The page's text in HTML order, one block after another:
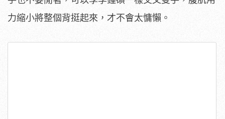
力縮小將整個背挺起來，才不會太慵懶。